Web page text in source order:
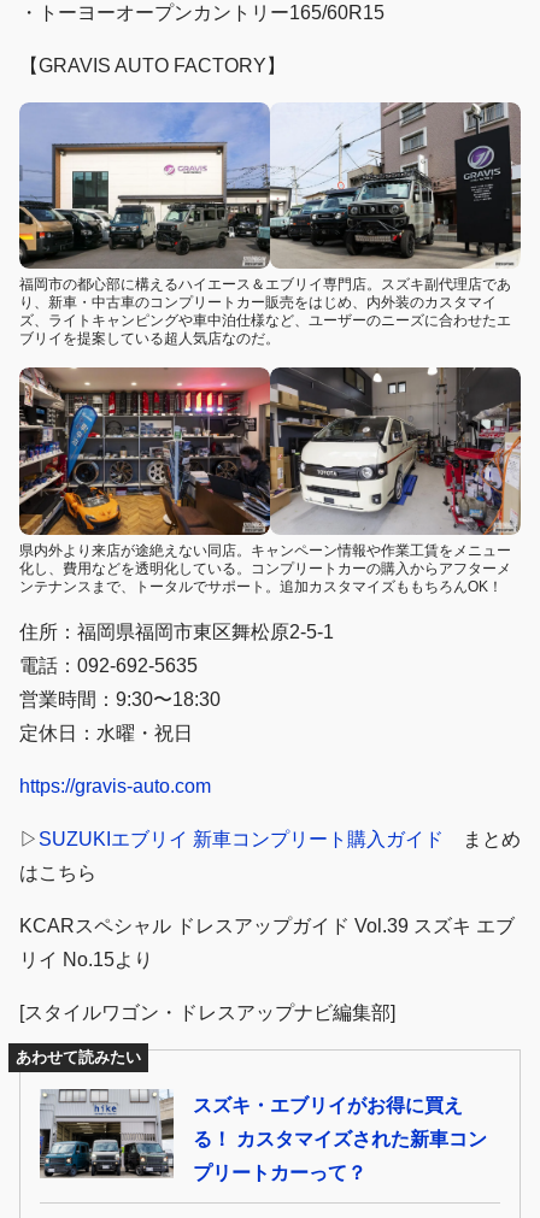
・トーヨーオープンカントリー165/60R15
【GRAVIS AUTO FACTORY】
福岡市の都心部に構えるハイエース＆エブリイ専門店。スズキ副代理店であ
り、新車・中古車のコンプリートカー販売をはじめ、内外装のカスタマイ
ズ、ライトキャンピングや車中泊仕様など、ユーザーのニーズに合わせたエ
ブリイを提案している超人気店なのだ。
県内外より来店が途絶えない同店。キャンペーン情報や作業工賃をメニュー
化し、費用などを透明化している。コンプリートカーの購入からアフターメ
ンテナンスまで、トータルでサポート。追加カスタマイズももちろんOK！
住所：福岡県福岡市東区舞松原2-5-1
電話：092-692-5635
営業時間：9:30〜18:30
定休日：水曜・祝日
https://gravis-auto.com
▷ SUZUKIエブリイ 新車コンプリート購入ガイド
まとめ
はこちら
KCARスペシャル ドレスアップガイド Vol.39 スズキ エブ
リイ No.15より
[スタイルワゴン・ドレスアップナビ編集部]
あわせて読みたい
スズキ・エブリイがお得に買え
る！ カスタマイズされた新車コン
プリートカーって？